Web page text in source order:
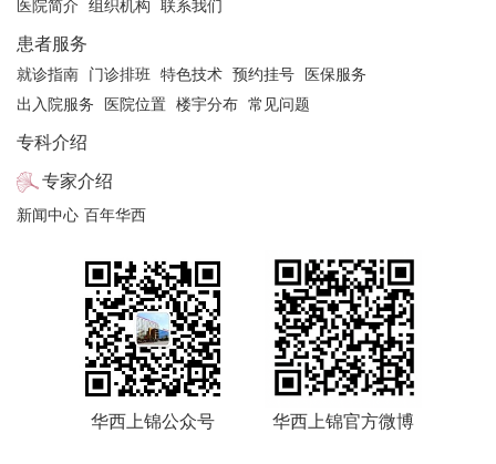
医院简介 组织机构 联系我们
患者服务
就诊指南 门诊排班 特色技术 预约挂号
医保服务
出入院服务
医院位置 楼宇分布 常见问题
专科介绍
专家介绍
新闻中心 百年华西
华西上锦公众号 华西上锦官方微博